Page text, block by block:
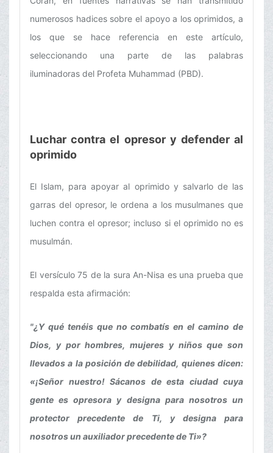
numerosos hadices sobre el apoyo a los oprimidos, a
los que se hace referencia en este artículo,
seleccionando una parte de las palabras
iluminadoras del Profeta Muhammad (PBD).
Luchar contra el opresor y defender al
oprimido
El Islam, para apoyar al oprimido y salvarlo de las
garras del opresor, le ordena a los musulmanes que
luchen contra el opresor; incluso si el oprimido no es
musulmán.
El versículo 75 de la sura An-Nisa es una prueba que
respalda esta afirmación:
"¿Y qué tenéis que no combatís en el camino de
Dios, y por hombres, mujeres y niños que son
llevados a la posición de debilidad, quienes dicen:
«¡Señor nuestro! Sácanos de esta ciudad cuya
gente es opresora y designa para nosotros un
protector precedente de Ti, y designa para
nosotros un auxiliador precedente de Ti»?